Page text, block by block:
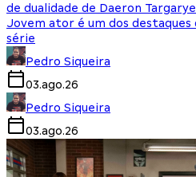
de dualidade de Daeron
Jovem ator é um dos
série
Pedro Siqueira
03.ago.26
Pedro Siqueira
03.ago.26